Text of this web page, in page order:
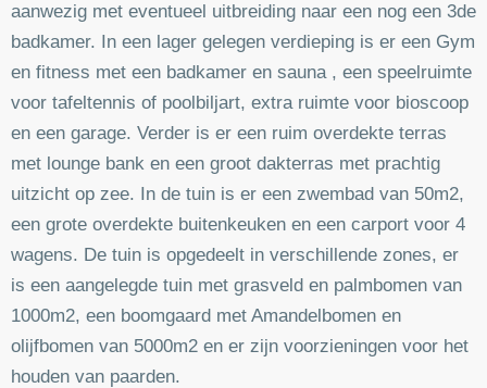
aanwezig met eventueel uitbreiding naar een nog een 3de
badkamer. In een lager gelegen verdieping is er een Gym
en fitness met een badkamer en sauna , een speelruimte
voor tafeltennis of poolbiljart, extra ruimte voor bioscoop
en een garage. Verder is er een ruim overdekte terras
met lounge bank en een groot dakterras met prachtig
uitzicht op zee. In de tuin is er een zwembad van 50m2,
een grote overdekte buitenkeuken en een carport voor 4
wagens. De tuin is opgedeelt in verschillende zones, er
is een aangelegde tuin met grasveld en palmbomen van
1000m2, een boomgaard met Amandelbomen en
olijfbomen van 5000m2 en er zijn voorzieningen voor het
houden van paarden.